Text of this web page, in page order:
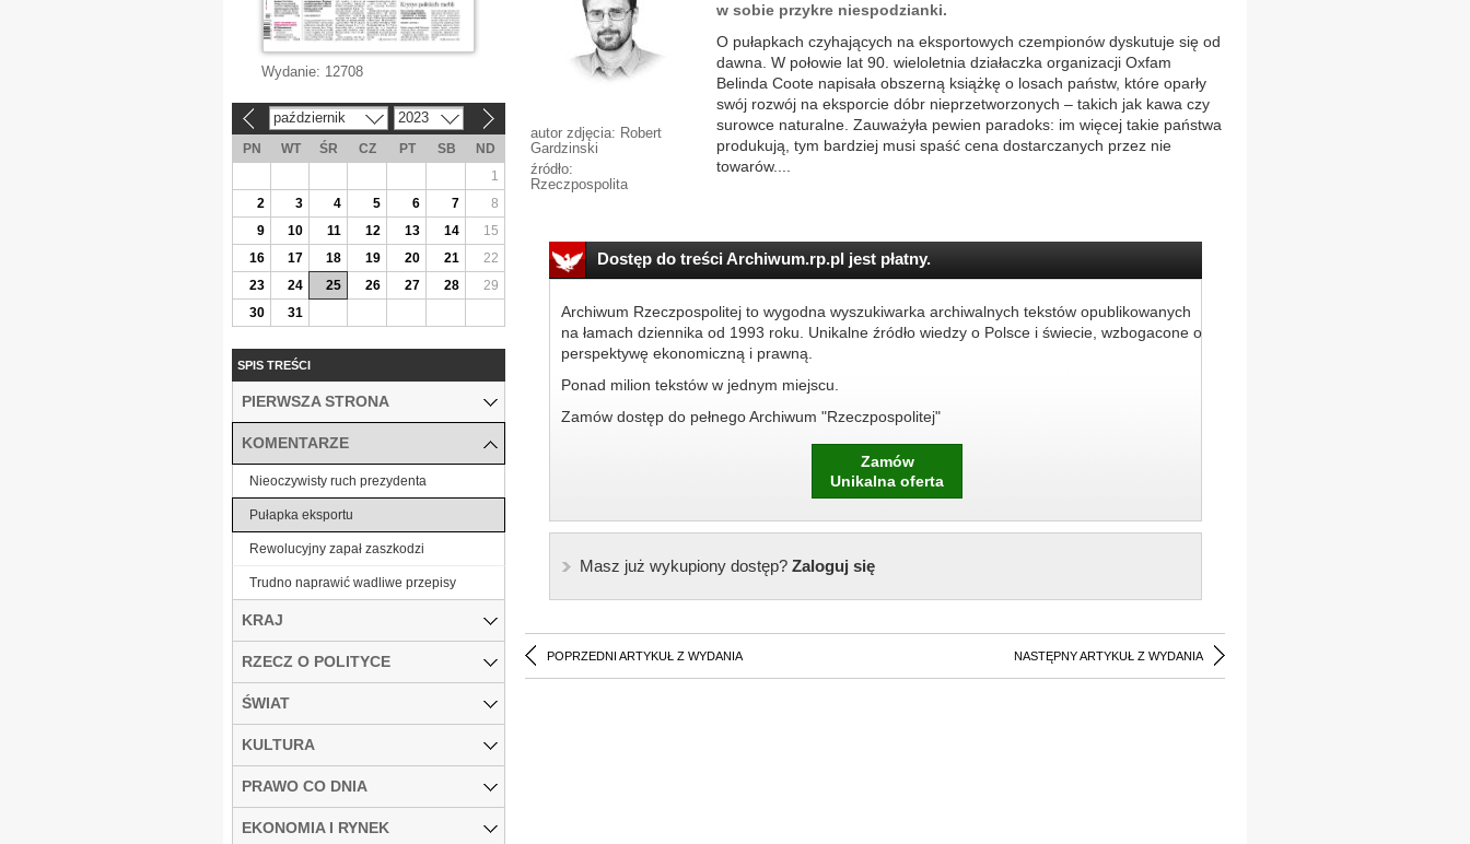
autor zdjęcia: Robert
Gardzinski
źródło:
Rzeczpospolita
w sobie przykre niespodzianki.
O pułapkach czyhających na eksportowych czempionów dyskutuje się od
dawna. W połowie lat 90. wieloletnia działaczka organizacji Oxfam
Belinda Coote napisała obszerną książkę o losach państw, które oparły
swój rozwój na eksporcie dóbr nieprzetworzonych – takich jak kawa czy
surowce naturalne. Zauważyła pewien paradoks: im więcej takie państwa
produkują, tym bardziej musi spaść cena dostarczanych przez nie
towarów....
Dostęp do treści Archiwum.rp.pl jest płatny.
Archiwum Rzeczpospolitej to wygodna wyszukiwarka archiwalnych tekstów opublikowanych
na łamach dziennika od 1993 roku. Unikalne źródło wiedzy o Polsce i świecie, wzbogacone o
perspektywę ekonomiczną i prawną.
Ponad milion tekstów w jednym miejscu.
Zamów dostęp do pełnego Archiwum "Rzeczpospolitej"
Zamów
Unikalna oferta
Masz już wykupiony dostęp?Zaloguj się
POPRZEDNI ARTYKUŁ Z WYDANIA NASTĘPNY ARTYKUŁ Z WYDANIA
Wydanie: 12708
październik 2023
PN WT ŚR CZ PT SB
ND
1
2
3 4 5 6 7
8
9
10 11 12 13 14
15
16
17 18 19 20 21
22
23
24 25 26 27 28
29
30
31
SPIS TREŚCI
PIERWSZA STRONA
KOMENTARZE
Nieoczywisty ruch prezydenta
Pułapka eksportu
Rewolucyjny zapał zaszkodzi
Trudno naprawić wadliwe przepisy
KRAJ
RZECZ O POLITYCE
ŚWIAT
KULTURA
PRAWO CO DNIA
EKONOMIA I RYNEK